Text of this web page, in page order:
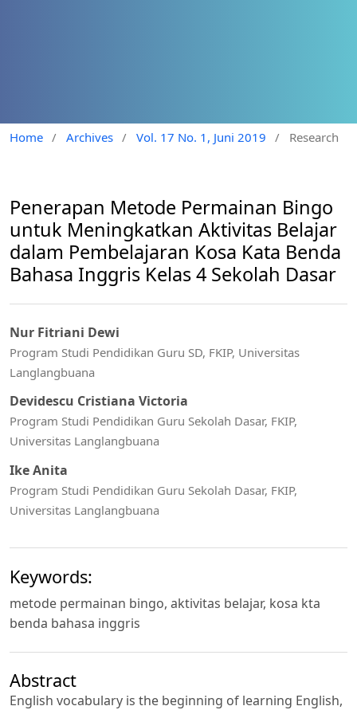
Home / Archives / Vol. 17 No. 1, Juni 2019 / Research
Penerapan Metode Permainan Bingo
untuk Meningkatkan Aktivitas Belajar
dalam Pembelajaran Kosa Kata Benda
Bahasa Inggris Kelas 4 Sekolah Dasar
Nur Fitriani Dewi
Program Studi Pendidikan Guru SD, FKIP, Universitas
Langlangbuana
Devidescu Cristiana Victoria
Program Studi Pendidikan Guru Sekolah Dasar, FKIP,
Universitas Langlangbuana
Ike Anita
Program Studi Pendidikan Guru Sekolah Dasar, FKIP,
Universitas Langlangbuana
Keywords:
metode permainan bingo, aktivitas belajar, kosa kta
benda bahasa inggris
Abstract
English vocabulary is the beginning of learning English,